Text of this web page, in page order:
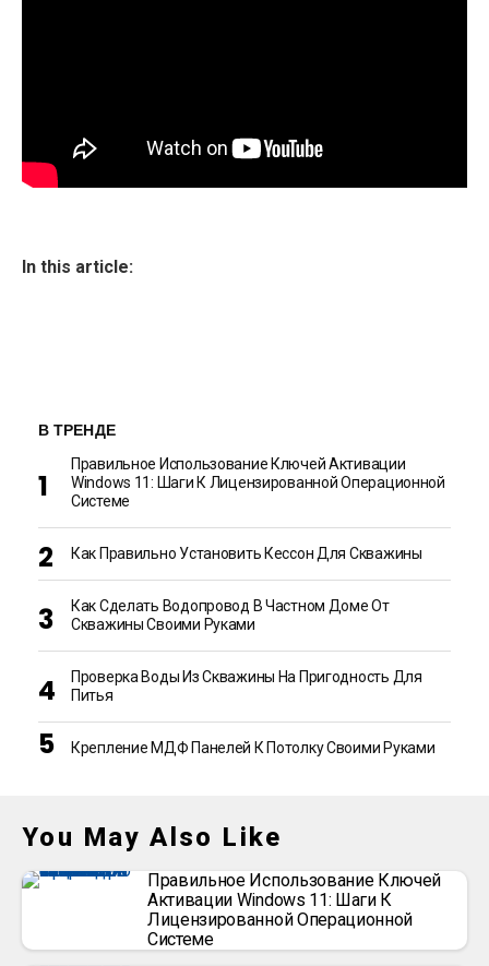
In this article:
В ТРЕНДЕ
Правильное Использование Ключей Активации
Windows 11: Шаги К Лицензированной Операционной
Системе
Как Правильно Установить Кессон Для Скважины
Как Сделать Водопровод В Частном Доме От
Скважины Своими Руками
Проверка Воды Из Скважины На Пригодность Для
Питья
Крепление МДФ Панелей К Потолку Своими Руками
You May Also Like
Правильное Использование Ключей
Активации Windows 11: Шаги К
Лицензированной Операционной
Системе